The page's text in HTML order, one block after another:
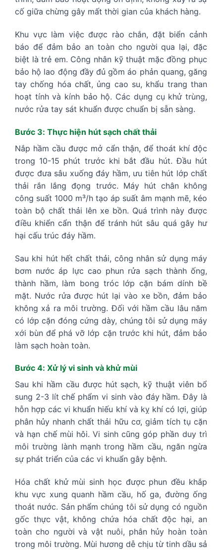
cố giữa chừng gây mất thời gian của khách hàng.
Khu vực làm việc được rào chắn, đặt biển cảnh
báo để đảm bảo an toàn cho người qua lại, đặc
biệt là trẻ em. Công nhân kỹ thuật mặc đồng phục
bảo hộ lao động đầy đủ gồm áo phản quang, găng
tay chống hóa chất, ủng cao su, khẩu trang than
hoạt tính và kính bảo hộ. Các dụng cụ khử trùng,
nước rửa tay sát khuẩn được chuẩn bị sẵn sàng.
Bước 3: Thực hiện hút sạch chất thải
Nắp hầm cầu được mở cẩn thận, để thoát khí độc
trong 10-15 phút trước khi bắt đầu hút. Đầu hút
được đưa sâu xuống đáy hầm, ưu tiên hút lớp chất
thải rắn lắng đọng trước. Máy hút chân không
công suất 1000 m³/h tạo áp suất âm mạnh mẽ, kéo
toàn bộ chất thải lên xe bồn. Quá trình này được
điều khiển cẩn thận để tránh hút sâu quá gây hư
hại cấu trúc đáy hầm.
Sau khi hút hết chất thải, công nhân sử dụng máy
bơm nước áp lực cao phun rửa sạch thành ống,
thành hầm, làm bong tróc lớp cặn bám dính bề
mặt. Nước rửa được hút lại vào xe bồn, đảm bảo
không xả ra môi trường. Đối với hầm cầu lâu năm
có lớp cặn đóng cứng dày, chúng tôi sử dụng máy
xới bùn để phá vỡ lớp cặn trước khi hút, đảm bảo
làm sạch hoàn toàn.
Bước 4: Xử lý vi sinh và khử mùi
Sau khi hầm cầu được hút sạch, kỹ thuật viên bổ
sung 2-3 lít chế phẩm vi sinh vào đáy hầm. Đây là
hỗn hợp các vi khuẩn hiếu khí và kỵ khí có lợi, giúp
phân hủy nhanh chất thải hữu cơ, giảm tích tụ cặn
và hạn chế mùi hôi. Vi sinh cũng góp phần duy trì
môi trường lành mạnh trong hầm cầu, ngăn ngừa
sự phát triển của các vi khuẩn gây bệnh.
Hóa chất khử mùi sinh học được phun đều khắp
khu vực xung quanh hầm cầu, hố ga, đường ống
thoát nước. Sản phẩm chúng tôi sử dụng có nguồn
gốc thực vật, không chứa hóa chất độc hại, an
toàn cho người và vật nuôi, phân hủy hoàn toàn
trong môi trường. Mùi hương dễ chịu từ tinh dầu sả